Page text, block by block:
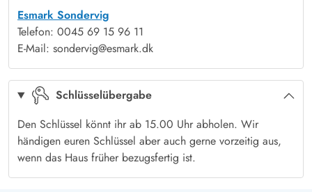
Esmark Sondervig
Telefon: 0045 69 15 96 11
E-Mail: sondervig@esmark.dk
Schlüsselübergabe
Den Schlüssel könnt ihr ab 15.00 Uhr abholen. Wir
händigen euren Schlüssel aber auch gerne vorzeitig aus,
wenn das Haus früher bezugsfertig ist.